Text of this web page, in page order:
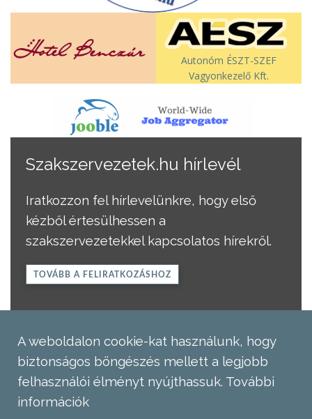
Autonóm ÉSZT-SZEF
Vagyonkezelő Kft.
Szakszervezetek.hu hírlevél
Iratkozzon fel hírlevelünkre, hogy első
kézből értesülhessen a
szakszervezetekkel kapcsolatos hírekről.
TOVÁBB A FELIRATKOZÁSHOZ
A weboldalon cookie-kat használunk, hogy
biztonságos böngészés mellett a legjobb
felhasználói élményt nyújthassuk. További
információk